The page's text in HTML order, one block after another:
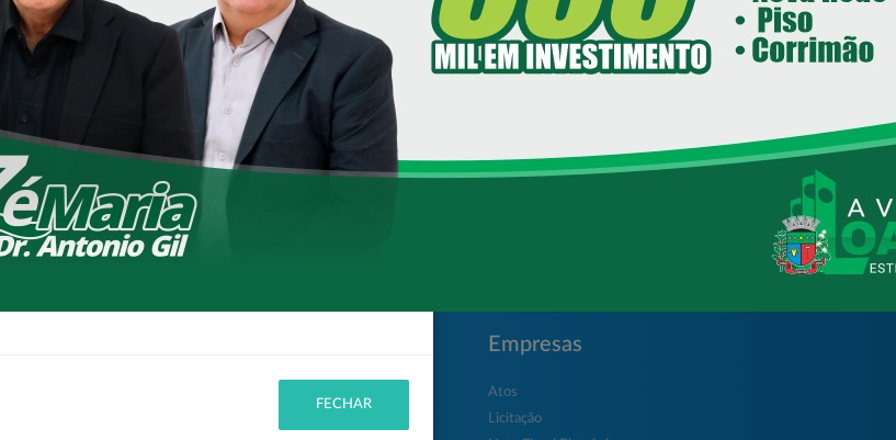
Distrito Industrial de Loanda avança e
entra em fase final de implantação
Loanda avança na habitação com o
Residencial Esperança
FECHAR
Empresas
Atos
Licitação